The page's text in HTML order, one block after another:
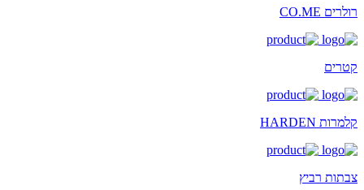
רולרים CO.ME
קטרים
קלמרות HARDEN
צבתות רביץ